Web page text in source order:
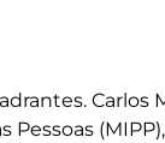
Carlos